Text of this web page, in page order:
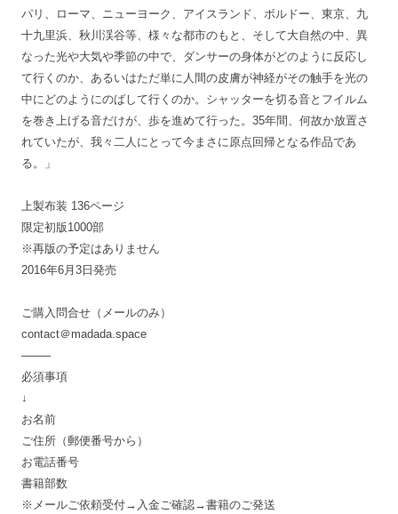
パリ、ローマ、ニューヨーク、アイスランド、ボルドー、東京、九
十九里浜、秋川渓谷等、様々な都市のもと、そして大自然の中、異
なった光や大気や季節の中で、ダンサーの身体がどのように反応し
て行くのか、あるいはただ単に人間の皮膚が神経がその触手を光の
中にどのようにのばして行くのか。シャッターを切る音とフイルム
を巻き上げる音だけが、歩を進めて行った。35年間、何故か放置さ
れていたが、我々二人にとって今まさに原点回帰となる作品であ
る。」
上製布装 136ページ
限定初版1000部
※再版の予定はありません
2016年6月3日発売
ご購入問合せ（メールのみ）
contact＠madada.space
——–
必須事項
↓
お名前
ご住所（郵便番号から）
お電話番号
書籍部数
※メールご依頼受付→入金ご確認→書籍のご発送